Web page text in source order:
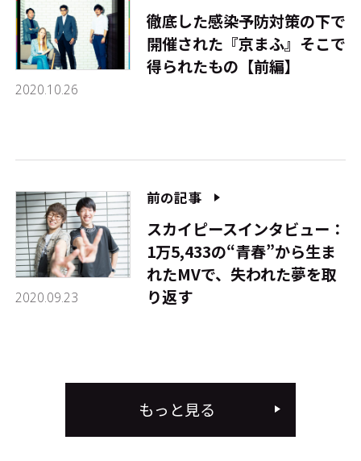
2020.10.26
徹底した感染予防対策の下で
開催された『京まふ』――そこで
得られたもの【前編】
2020.09.23
前の記事
スカイピースインタビュー：
1万5,433の“青春”から生ま
れたMVで、失われた夢を取
り返す
もっと見る